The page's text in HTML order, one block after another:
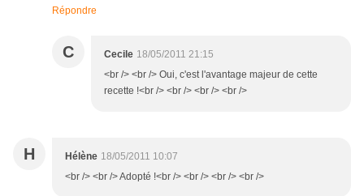
Répondre
C Cecile 18/05/2011 21:15
<br /> <br /> Oui, c'est l'avantage majeur de cette
recette !<br /> <br /> <br /> <br />
H Hélène 18/05/2011 10:07
<br /> <br /> Adopté !<br /> <br /> <br /> <br />